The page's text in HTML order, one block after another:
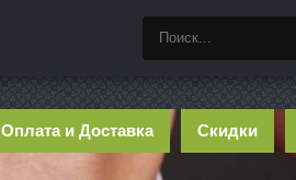
Оплата и Доставка Скидки